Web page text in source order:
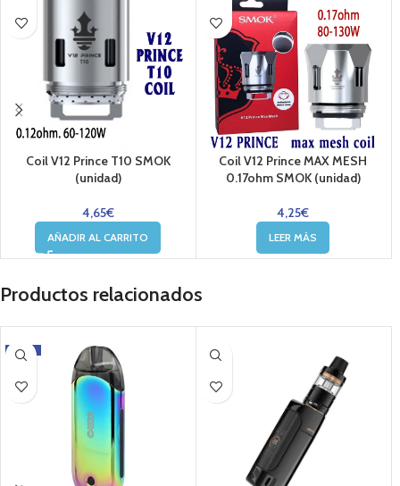
Coil V12 Prince T10 SMOK
(unidad)
4,65€
AÑADIR AL CARRITO
Coil V12 Prince MAX MESH
0.17ohm SMOK (unidad)
4,25€
LEER MÁS
Productos relacionados
-15%